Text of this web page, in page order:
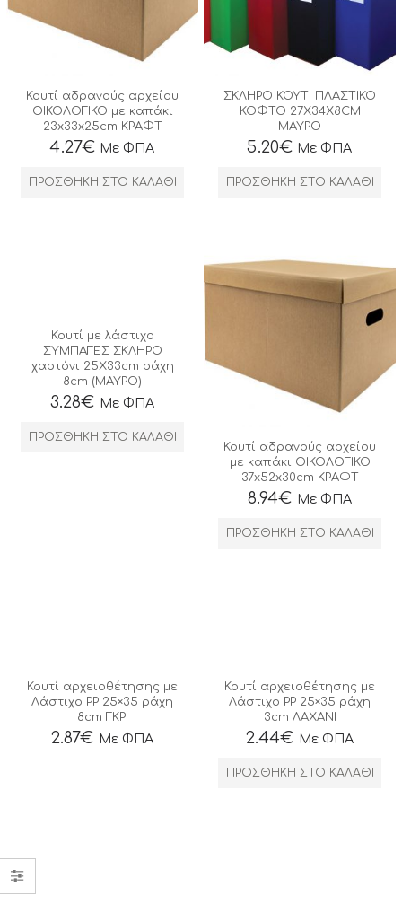
Κουτί αδρανούς αρχείου
ΟΙΚΟΛΟΓΙΚΟ με καπάκι
23x33x25cm ΚΡΑΦΤ
4.27€ Με ΦΠΑ
ΠΡΟΣΘΉΚΗ ΣΤΟ ΚΑΛΆΘΙ
ΣΚΛΗΡΟ ΚΟΥΤΙ ΠΛΑΣΤΙΚΟ
ΚΟΦΤΟ 27X34X8CM
ΜΑΥΡΟ
5.20€ Με ΦΠΑ
ΠΡΟΣΘΉΚΗ ΣΤΟ ΚΑΛΆΘΙ
Κουτί με λάστιχο
ΣΥΜΠΑΓΕΣ ΣΚΛΗΡΟ
χαρτόνι 25Χ33cm ράχη
8cm (ΜΑΥΡΟ)
3.28€ Με ΦΠΑ
ΠΡΟΣΘΉΚΗ ΣΤΟ ΚΑΛΆΘΙ
Κουτί αδρανούς αρχείου
με καπάκι ΟΙΚΟΛΟΓΙΚΟ
37x52x30cm ΚΡΑΦΤ
8.94€ Με ΦΠΑ
ΠΡΟΣΘΉΚΗ ΣΤΟ ΚΑΛΆΘΙ
Κουτί αρχειοθέτησης με
Λάστιχο ΡΡ 25×35 ράχη
8cm ΓΚΡΙ
2.87€ Με ΦΠΑ
Κουτί αρχειοθέτησης με
Λάστιχο ΡΡ 25×35 ράχη
3cm ΛΑΧΑΝΙ
2.44€ Με ΦΠΑ
ΠΡΟΣΘΉΚΗ ΣΤΟ ΚΑΛΆΘΙ